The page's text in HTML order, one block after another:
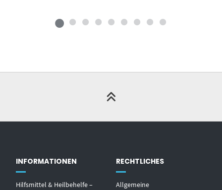
INFORMATIONEN
Hilfsmittel & Heilbehelfe –
RECHTLICHES
Allgemeine